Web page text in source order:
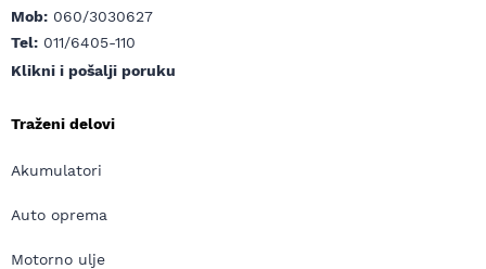
Mob: 060/3030627
Tel: 011/6405-110
Klikni i pošalji poruku
Traženi delovi
Akumulatori
Auto oprema
Motorno ulje